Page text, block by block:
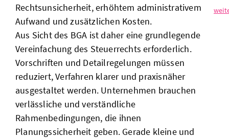
Rechtsunsicherheit, erhöhtem administrativem
Aufwand und zusätzlichen Kosten.
Aus Sicht des BGA ist daher eine grundlegende
Vereinfachung des Steuerrechts erforderlich.
Vorschriften und Detailregelungen müssen
reduziert, Verfahren klarer und praxisnäher
ausgestaltet werden. Unternehmen brauchen
verlässliche und verständliche
Rahmenbedingungen, die ihnen
Planungssicherheit geben. Gerade kleine und